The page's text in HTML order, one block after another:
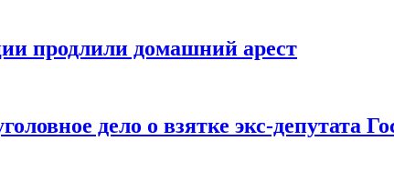
продлили домашний арест
дело о взятке экс-депутата